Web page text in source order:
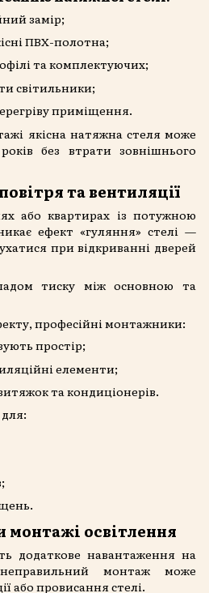
замір;
ПВХ-полотна;
та комплектуючих;
світильники;
приміщення.
якісна натяжна стеля може
без втрати зовнішнього
та вентиляції
або квартирах із потужною
ефект «гуляння» стелі —
при відкриванні дверей
тиску між основною та
професійні монтажники:
простір;
елементи;
та кондиціонерів.
освітлення
додаткове навантаження на
монтаж може
або провисання стелі.